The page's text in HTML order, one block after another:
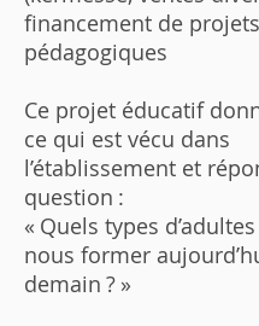
financement de projets
pédagogiques
Ce projet éducatif
ce qui est vécu dans
l’établissement et
question :
« Quels types
nous former
demain ? »